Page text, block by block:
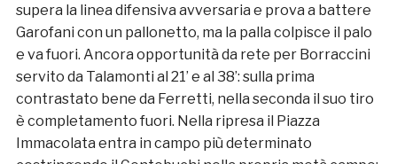
supera la linea difensiva avversaria e prova a battere
Garofani con un pallonetto, ma la palla colpisce il palo
e va fuori. Ancora opportunità da rete per Borraccini
servito da Talamonti al 21’ e al 38’: sulla prima
contrastato bene da Ferretti, nella seconda il suo tiro
è completamento fuori. Nella ripresa il Piazza
Immacolata entra in campo più determinato